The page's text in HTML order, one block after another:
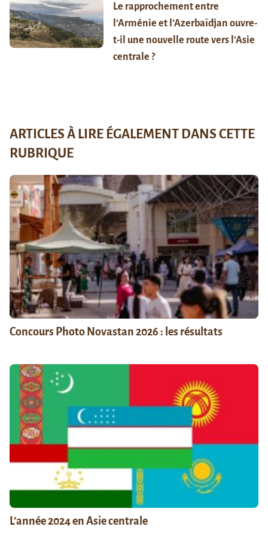
Le rapprochement entre
l’Arménie et l’Azerbaïdjan ouvre-
t-il une nouvelle route vers l’Asie
centrale ?
ARTICLES À LIRE ÉGALEMENT DANS CETTE
RUBRIQUE
Concours Photo Novastan 2026 : les résultats
L’année 2024 en Asie centrale